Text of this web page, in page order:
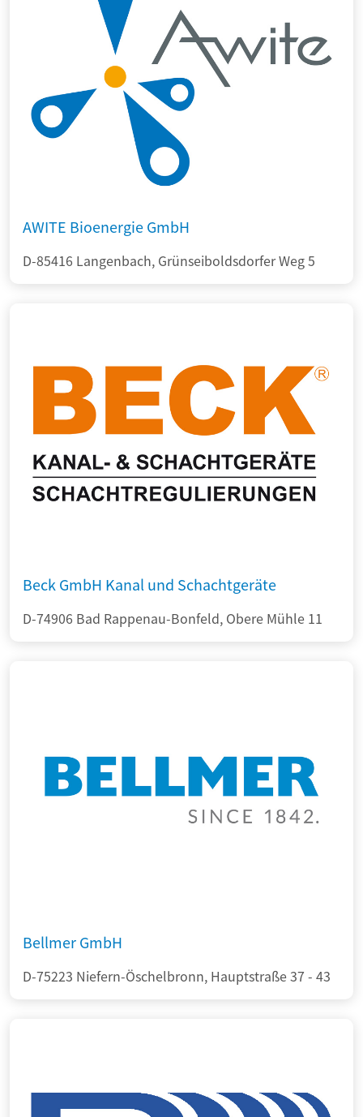
AWITE Bioenergie GmbH
D-85416 Langenbach, Grünseiboldsdorfer Weg 5
Beck GmbH Kanal und Schachtgeräte
D-74906 Bad Rappenau-Bonfeld, Obere Mühle 11
Bellmer GmbH
D-75223 Niefern-Öschelbronn, Hauptstraße 37 - 43